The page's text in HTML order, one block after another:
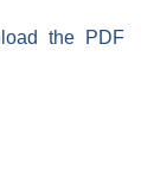
the PDF